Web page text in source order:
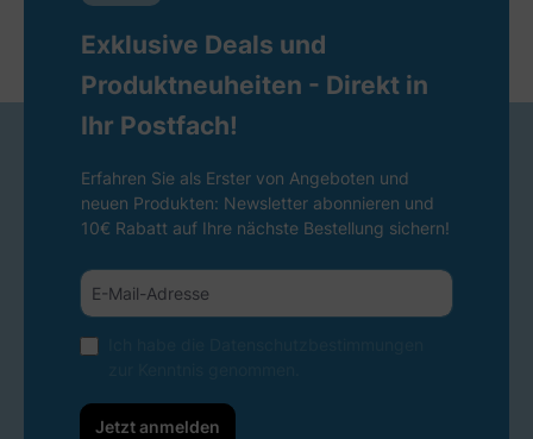
Exklusive Deals und
Produktneuheiten - Direkt in
Ihr Postfach!
Erfahren Sie als Erster von Angeboten und
neuen Produkten: Newsletter abonnieren und
10€ Rabatt auf Ihre nächste Bestellung sichern!
Jetzt anmelden